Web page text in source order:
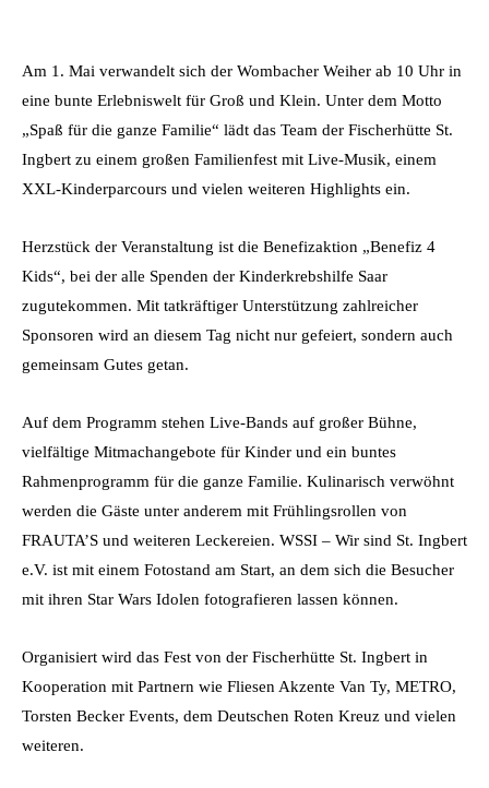
Am 1. Mai verwandelt sich der Wombacher Weiher ab 10 Uhr in
eine bunte Erlebniswelt für Groß und Klein. Unter dem Motto
„Spaß für die ganze Familie“ lädt das Team der Fischerhütte St.
Ingbert zu einem großen Familienfest mit Live-Musik, einem
XXL-Kinderparcours und vielen weiteren Highlights ein.
Herzstück der Veranstaltung ist die Benefizaktion „Benefiz 4
Kids“, bei der alle Spenden der Kinderkrebshilfe Saar
zugutekommen. Mit tatkräftiger Unterstützung zahlreicher
Sponsoren wird an diesem Tag nicht nur gefeiert, sondern auch
gemeinsam Gutes getan.
Auf dem Programm stehen Live-Bands auf großer Bühne,
vielfältige Mitmachangebote für Kinder und ein buntes
Rahmenprogramm für die ganze Familie. Kulinarisch verwöhnt
werden die Gäste unter anderem mit Frühlingsrollen von
FRAUTA’S und weiteren Leckereien. WSSI – Wir sind St. Ingbert
e.V. ist mit einem Fotostand am Start, an dem sich die Besucher
mit ihren Star Wars Idolen fotografieren lassen können.
Organisiert wird das Fest von der Fischerhütte St. Ingbert in
Kooperation mit Partnern wie Fliesen Akzente Van Ty, METRO,
Torsten Becker Events, dem Deutschen Roten Kreuz und vielen
weiteren.